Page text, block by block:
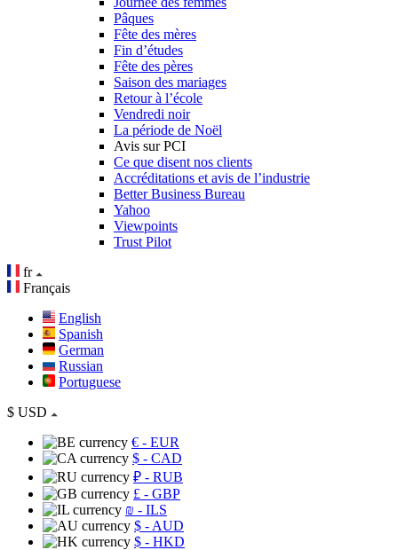
Pâques
Fête des mères
Fin d’études
Fête des pères
Saison des mariages
Retour à l’école
Vendredi noir
La période de Noël
Avis sur PCI
Ce que disent nos clients
Accréditations et avis de l’industrie
Better Business Bureau
Yahoo
Viewpoints
Trust Pilot
fr
Français
English
Spanish
German
Russian
Portuguese
$ USD
€ - EUR
$ - CAD
₽ - RUB
£ - GBP
₪ - ILS
$ - AUD
$ - HKD